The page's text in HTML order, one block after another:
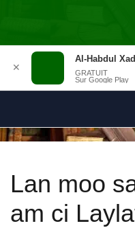
Lan moo
am ci
✕
Al-Habdul
GRATUIT
Sur Google Play